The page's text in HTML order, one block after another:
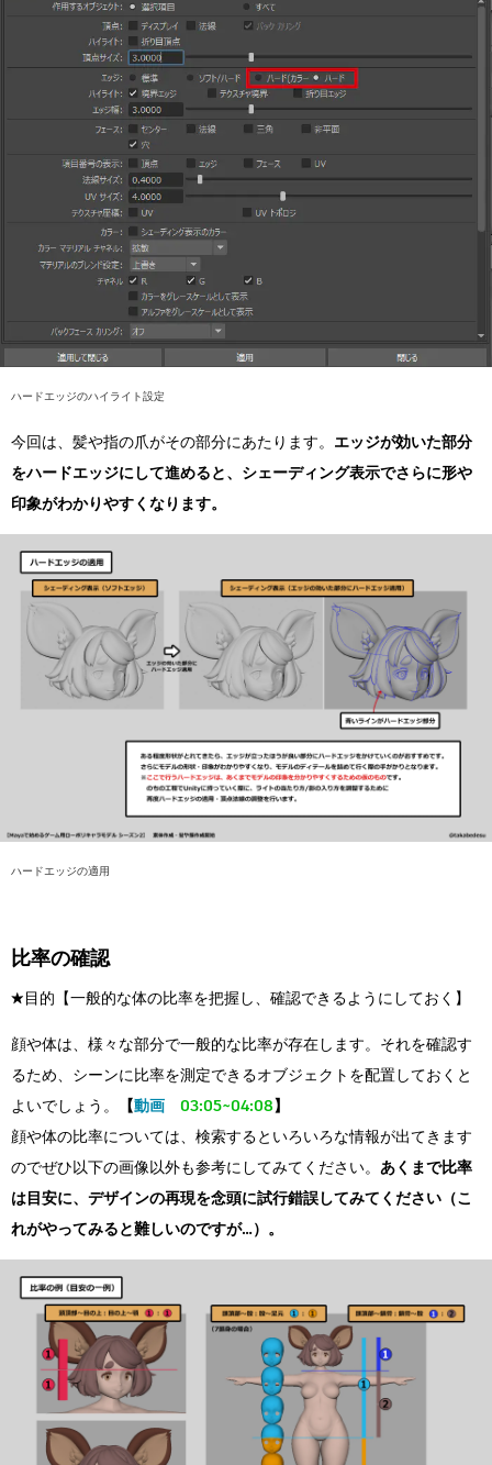
ハードエッジのハイライト設定
今回は、髪や指の爪がその部分にあたります。 エッジが効いた部分
をハードエッジにして進めると、シェーディング表示でさらに形や
印象がわかりやすくなります。
ハードエッジの適用
比率の確認
★目的【一般的な体の比率を把握し、確認できるようにしておく】
顔や体は、様々な部分で一般的な比率が存在します。それを確認す
るため、シーンに比率を測定できるオブジェクトを配置しておくと
よいでしょう。
【動画 03:05~04:08】
顔や体の比率については、検索するといろいろな情報が出てきます
のでぜひ以下の画像以外も参考にしてみてください。 あくまで比率
は目安に、デザインの再現を念頭に試行錯誤してみてください（こ
れがやってみると難しいのですが…）。